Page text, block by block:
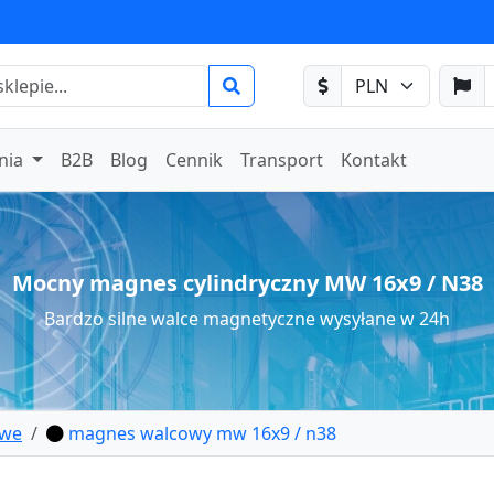
B2B Blog Cennik Transport Kontakt
Mocny magnes cylindryczny MW 16x9 / N38
Bardzo silne walce magnetyczne wysyłane w 24h
magnes walcowy mw 16x9 / n38